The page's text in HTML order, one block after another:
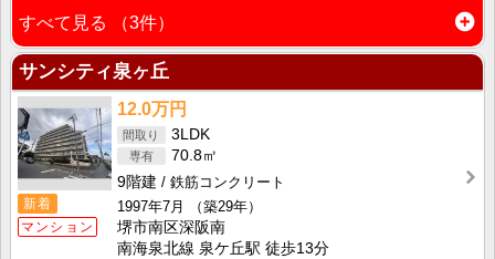
すべて見る （3件）
サンシティ泉ヶ丘
新着
マンション
12.0万円
3LDK
70.8㎡
9階建
鉄筋コンクリート
1997年7月
（築29年）
堺市南区深阪南
南海泉北線 泉ケ丘駅 徒歩13分